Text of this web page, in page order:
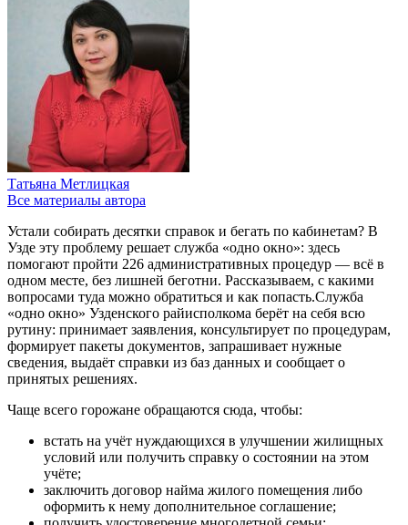
Татьяна Метлицкая
Все материалы автора
Устали собирать десятки справок и бегать по кабинетам? В
Узде эту проблему решает служба «одно окно»: здесь
помогают пройти 226 административных процедур — всё в
одном месте, без лишней беготни. Рассказываем, с какими
вопросами туда можно обратиться и как попасть.Служба
«одно окно» Узденского райисполкома берёт на себя всю
рутину: принимает заявления, консультирует по процедурам,
формирует пакеты документов, запрашивает нужные
сведения, выдаёт справки из баз данных и сообщает о
принятых решениях.
Чаще всего горожане обращаются сюда, чтобы:
встать на учёт нуждающихся в улучшении жилищных
условий или получить справку о состоянии на этом
учёте;
заключить договор найма жилого помещения либо
оформить к нему дополнительное соглашение;